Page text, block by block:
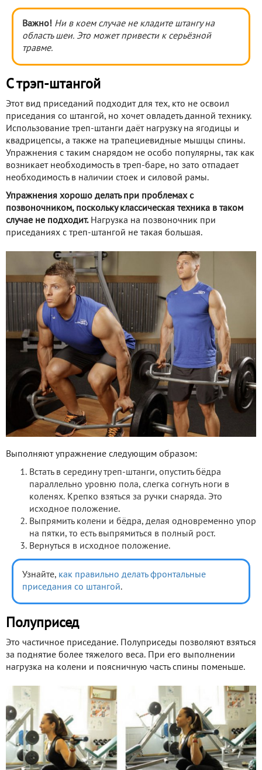
Важно! Ни в коем случае не кладите штангу на
область шеи. Это может привести к серьёзной
травме.
С трэп-штангой
Этот вид приседаний подходит для тех, кто не освоил
приседания со штангой, но хочет овладеть данной технику.
Использование треп-штанги даёт нагрузку на ягодицы и
квадрицепсы, а также на трапециевидные мышцы спины.
Упражнения с таким снарядом не особо популярны, так как
возникает необходимость в треп-баре, но зато отпадает
необходимость в наличии стоек и силовой рамы.
Упражнения хорошо делать при проблемах с
позвоночником, поскольку классическая техника в таком
случае не подходит.Нагрузка на позвоночник при
приседаниях с треп-штангой не такая большая.
Выполняют упражнение следующим образом:
Встать в середину треп-штанги, опустить бёдра
параллельно уровню пола, слегка согнуть ноги в
коленях. Крепко взяться за ручки снаряда. Это
исходное положение.
Выпрямить колени и бёдра, делая одновременно упор
на пятки, то есть выпрямиться в полный рост.
Вернуться в исходное положение.
Узнайте, как правильно делать фронтальные
приседания со штангой.
Полуприсед
Это частичное приседание. Полуприседы позволяют взяться
за поднятие более тяжелого веса. При его выполнении
нагрузка на колени и поясничную часть спины поменьше.